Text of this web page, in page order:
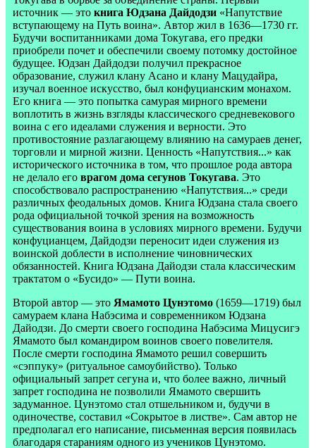
источник — это книга Юдзана Дайдодзи «Напутствие
вступающему на Путь воина». Автор жил в 1636—1730 гг.
Будучи воспитанниками дома Токугава, его предки
приобрели почет и обеспечили своему потомку достойное
будущее. Юдзан Дайдодзи получил прекрасное
образование, служил клану Асано и клану Мацудайра,
изучал военное искусство, был конфуцианским монахом.
Его книга — это попытка самурая мирного времени
воплотить в жизнь взгляды классического средневекового
воина с его идеалами служения и верности. Это
противостояние разлагающему влиянию на самураев денег,
торговли и мирной жизни. Ценность «Напутствия...» как
исторического источника в том, что прошлое рода автора
не делало его врагом дома сегунов Токугава. Это
способствовало распространению «Напутствия...» среди
различных феодальных домов. Книга Юдзана стала своего
рода официальной точкой зрения на возможность
существования воина в условиях мирного времени. Будучи
конфуцианцем, Дайдодзи переносит идеи служения из
воинской доблести в исполнение чиновнических
обязанностей. Книга Юдзана Дайодзи стала классическим
трактатом о «Бусидо» — Пути воина.
Второй автор — это Ямамото Цунэтомо (1659—1719) был
самураем клана Набэсима и современником Юдзана
Дайодзи. До смерти своего господина Набэсима Мицусигэ
Ямамото был командиром воинов своего повелителя.
После смерти господина Ямамото решил совершить
«сэппуку» (ритуальное самоубийство). Только
официальный запрет сегуна и, что более важно, личный
запрет господина не позволили Ямамото свершить
задуманное. Цунэтомо стал отшельником и, будучи в
одиночестве, составил «Сокрытое в листве». Сам автор не
предполагал его написание, письменная версия появилась
благодаря стараниям одного из учеников Цунэтомо.